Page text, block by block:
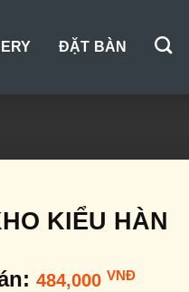
ĐẶT BÀN
KIỂU HÀN
484,000 VNĐ